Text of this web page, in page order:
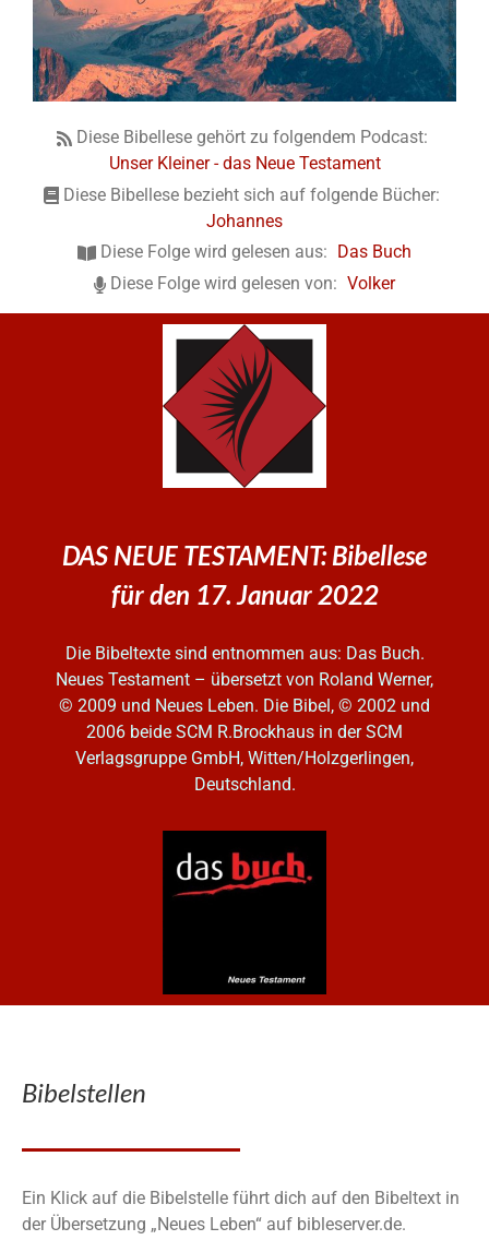
Diese Bibellese gehört zu folgendem Podcast:
Unser Kleiner - das Neue Testament
Diese Bibellese bezieht sich auf folgende Bücher:
Johannes
Diese Folge wird gelesen aus:
Das Buch
Diese Folge wird gelesen von: Volker
DAS NEUE TESTAMENT: Bibellese
für den 17. Januar 2022
Die Bibeltexte sind entnommen aus: Das Buch.
Neues Testament – übersetzt von Roland Werner,
© 2009 und Neues Leben. Die Bibel, © 2002 und
2006 beide SCM R.Brockhaus in der SCM
Verlagsgruppe GmbH, Witten/Holzgerlingen,
Deutschland.
Bibelstellen
Ein Klick auf die Bibelstelle führt dich auf den Bibeltext in
der Übersetzung „Neues Leben“ auf bibleserver.de.